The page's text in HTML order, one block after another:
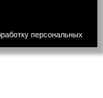
персональных